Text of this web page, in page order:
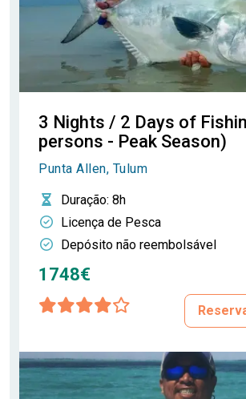
3 Nights / 2 Days of
persons - Peak Season)
Punta Allen, Tulum
Duração: 8h
Licença de Pesca
Depósito não reembolsável
1748€